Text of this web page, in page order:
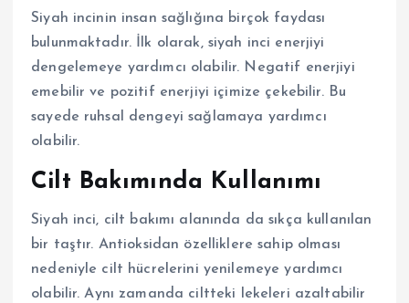
Siyah incinin insan sağlığına birçok faydası
bulunmaktadır. İlk olarak, siyah inci enerjiyi
dengelemeye yardımcı olabilir. Negatif enerjiyi
emebilir ve pozitif enerjiyi içimize çekebilir. Bu
sayede ruhsal dengeyi sağlamaya yardımcı
olabilir.
Cilt Bakımında Kullanımı
Siyah inci, cilt bakımı alanında da sıkça kullanılan
bir taştır. Antioksidan özelliklere sahip olması
nedeniyle cilt hücrelerini yenilemeye yardımcı
olabilir. Aynı zamanda ciltteki lekeleri azaltabilir